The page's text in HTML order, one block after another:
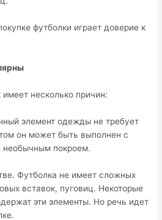
футболки играет доверие к
несколько причин:
элемент одежды не требует
он может быть выполнен с
необычным покроем.
Футболка не имеет сложных
вставок, пуговиц. Некоторые
эти элементы. Но речь идет